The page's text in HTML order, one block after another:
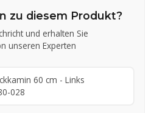
zu diesem Produkt?
und erhalten Sie
unseren Experten
60 cm - Links
028